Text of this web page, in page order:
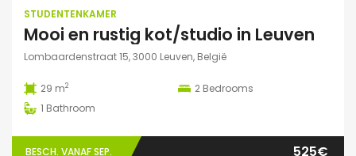
STUDENTENKAMER
Mooi en rustig kot/studio in Leuven
Lombaardenstraat 15, 3000 Leuven, België
29 m2 2 Bedrooms
1 Bathroom
BESCH. VANAF SEP. 525€